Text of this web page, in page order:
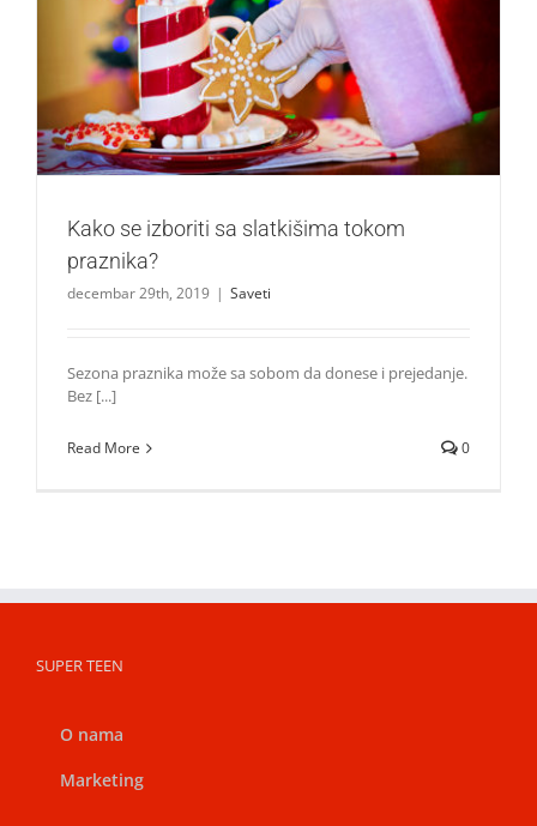
Kako se izboriti sa slatkišima tokom praznika?
Saveti
Kako se izboriti sa slatkišima tokom
praznika?
decembar 29th, 2019 | Saveti
Sezona praznika može sa sobom da donese i prejedanje.
Bez [...]
Read More 0
SUPER TEEN
O nama
Marketing